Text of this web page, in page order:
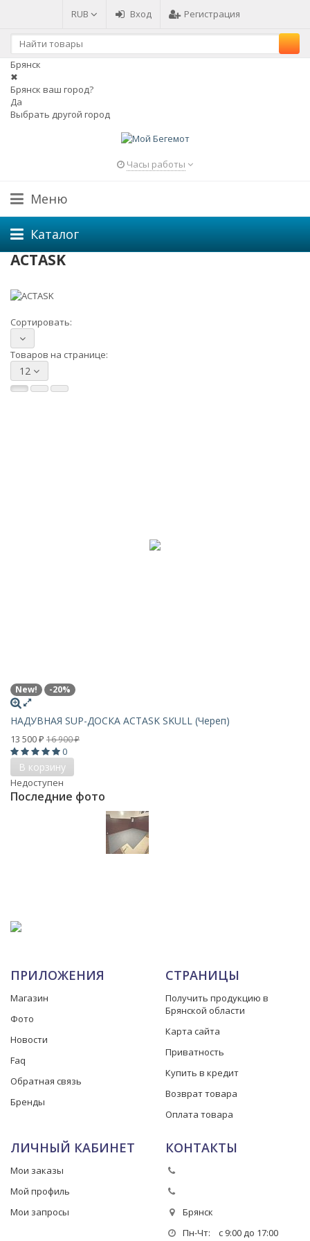
RUB Вход Регистрация
Брянск
✖
Брянск ваш город?
Да
Выбрать другой город
Часы работы
Меню
Каталог
ACTASK
Сортировать:
Товаров на странице:
12
New! -20%
НАДУВНАЯ SUP-ДОСКА ACTASK SKULL (Череп)
13 500 ₽ 16 900₽
0
В корзину
Недоступен
Последние фото
ПРИЛОЖЕНИЯ
Магазин
Фото
Новости
Faq
Обратная связь
Бренды
СТРАНИЦЫ
Получить продукцию в
Брянской области
Карта сайта
Приватность
Купить в кредит
Возврат товара
Оплата товара
ЛИЧНЫЙ КАБИНЕТ
Мои заказы
Мой профиль
Мои запросы
КОНТАКТЫ
Брянск
Пн-Чт: с 9:00 до 17:00